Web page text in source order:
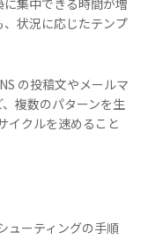
集中できる時間が増
状況に応じたテンプ
の投稿文やメールマ
複数のパターンを生
イクルを速めること
ューティングの手順